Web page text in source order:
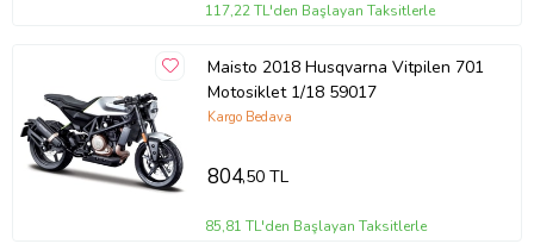
117,22 TL'den Başlayan Taksitlerle
Maisto 2018 Husqvarna Vitpilen 701
Motosiklet 1/18 59017
Kargo Bedava
804,50 TL
85,81 TL'den Başlayan Taksitlerle